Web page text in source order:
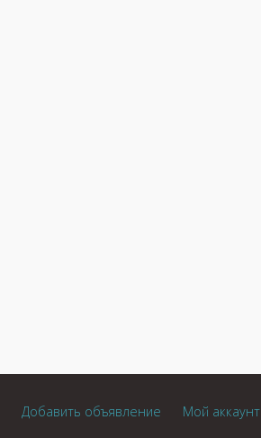
Добавить объявление Мой аккаунт